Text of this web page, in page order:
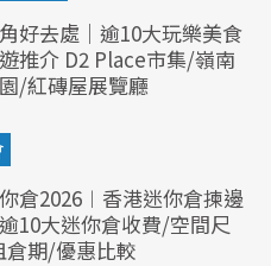
好去處｜逾10大玩樂美食
推介 D2 Place市集/嶺南
/紅磚屋展覽廳
倉2026︱香港迷你倉揀邊
10大迷你倉收費/空間尺
倉期/優惠比較